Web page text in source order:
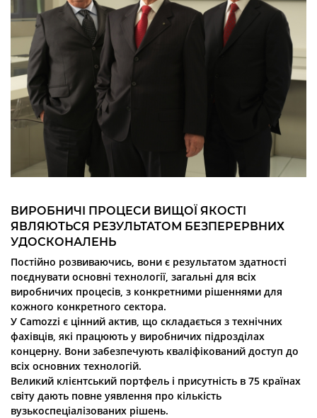
ВИРОБНИЧІ ПРОЦЕСИ ВИЩОЇ ЯКОСТІ
ЯВЛЯЮТЬСЯ РЕЗУЛЬТАТОМ БЕЗПЕРЕРВНИХ
УДОСКОНАЛЕНЬ
Постійно розвиваючись, вони є результатом здатності
поєднувати основні технології, загальні для всіх
виробничих процесів, з конкретними рішеннями для
кожного конкретного сектора.
У Camozzi є цінний актив, що складається з технічних
фахівців, які працюють у виробничих підрозділах
концерну. Вони забезпечують кваліфікований доступ до
всіх основних технологій.
Великий клієнтський портфель і присутність в 75 країнах
світу дають повне уявлення про кількість
вузькоспеціалізованих рішень.